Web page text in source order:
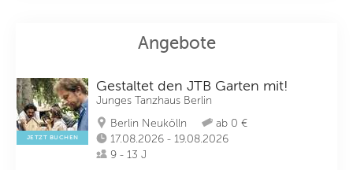
Angebote
JETZT BUCHEN
Gestaltet den JTB Garten mit!
Junges Tanzhaus Berlin
Berlin Neukölln
ab 0 €
17.08.2026 - 19.08.2026
9 - 13 J